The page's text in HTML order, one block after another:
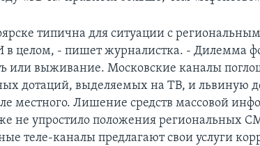
типична для ситуации с
целом, - пишет журналистка. - Дилемма
или выживание. Московские каналы
дотаций, выделяемых на ТВ, и львиную
местного. Лишение средств массовой
не упростило положения региональных
теле-каналы предлагают свои услуги